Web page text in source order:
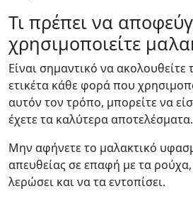
Τι πρέπει να
χρησιμοποιείτε
Είναι σημαντικό να ακολουθείτε
ετικέτα κάθε φορά που
αυτόν τον τρόπο, μπορείτε να
έχετε τα καλύτερα αποτελέσματα.
Μην αφήνετε το μαλακτικό
απευθείας σε επαφή με τα
λερώσει και να τα εντοπίσει.